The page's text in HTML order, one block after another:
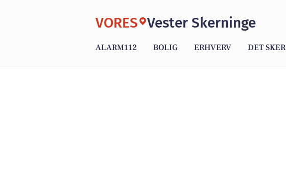
VORES Vester Skerninge
ALARM112 BOLIG ERHVERV DET SKER